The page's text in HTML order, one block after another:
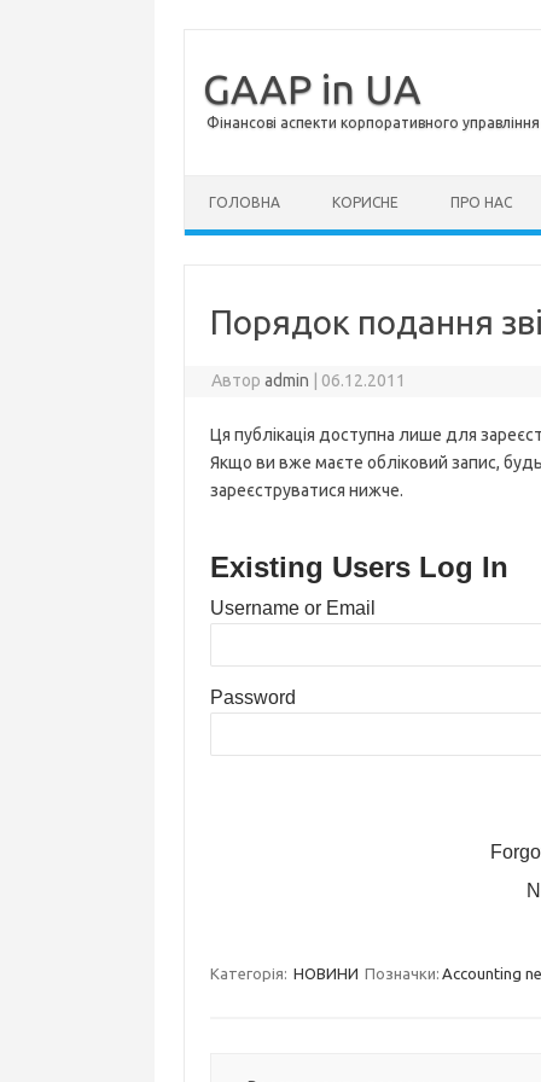
GAAP in UA
Фінансові аспекти корпоративного
ГОЛОВНА КОРИСНЕ ПРО НАС
Порядок подання
Авторadmin 06.12.2011
Ця публікація доступна лише для
Якщо ви вже маєте обліковий запис,
зареєструватися нижче.
Existing Users Log In
Username or Email
Password
Категорія: НОВИНИ Позначки: Accounting